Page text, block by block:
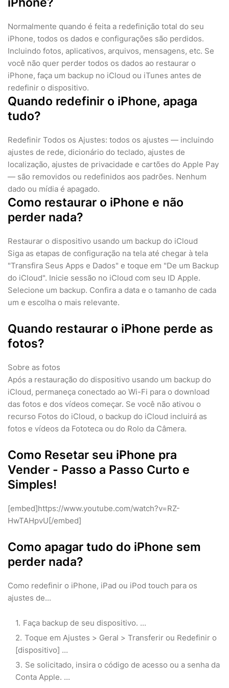
Normalmente quando é feita a redefinição total do seu
iPhone, todos os dados e configurações são perdidos.
Incluindo fotos, aplicativos, arquivos, mensagens, etc. Se
você não quer perder todos os dados ao restaurar o
iPhone, faça um backup no iCloud ou iTunes antes de
redefinir o dispositivo.
Quando redefinir o iPhone, apaga
tudo?
Redefinir Todos os Ajustes: todos os ajustes — incluindo
ajustes de rede, dicionário do teclado, ajustes de
localização, ajustes de privacidade e cartões do Apple Pay
— são removidos ou redefinidos aos padrões. Nenhum
dado ou mídia é apagado.
Como restaurar o iPhone e não
perder nada?
Restaurar o dispositivo usando um backup do iCloud
Siga as etapas de configuração na tela até chegar à tela
"Transfira Seus Apps e Dados" e toque em "De um Backup
do iCloud". Inicie sessão no iCloud com seu ID Apple.
Selecione um backup. Confira a data e o tamanho de cada
um e escolha o mais relevante.
Quando restaurar o iPhone perde as
fotos?
Sobre as fotos
Após a restauração do dispositivo usando um backup do
iCloud, permaneça conectado ao Wi-Fi para o download
das fotos e dos vídeos começar. Se você não ativou o
recurso Fotos do iCloud, o backup do iCloud incluirá as
fotos e vídeos da Fototeca ou do Rolo da Câmera.
Como Resetar seu iPhone pra
Vender - Passo a Passo Curto e
Simples!
[embed]https://www.youtube.com/watch?v=RZ-
HwTAHpvU[/embed]
Como apagar tudo do iPhone sem
perder nada?
Como redefinir o iPhone, iPad ou iPod touch para os
ajustes de...
Faça backup de seu dispositivo. ...
Toque em Ajustes > Geral > Transferir ou Redefinir o
[dispositivo] ...
Se solicitado, insira o código de acesso ou a senha da
Conta Apple. ...